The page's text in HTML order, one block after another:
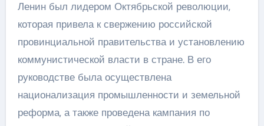
Ленин был лидером Октябрьской революции,
которая привела к свержению российской
провинциальной правительства и установлению
коммунистической власти в стране. В его
руководстве была осуществлена
национализация промышленности и земельной
реформа, а также проведена кампания по